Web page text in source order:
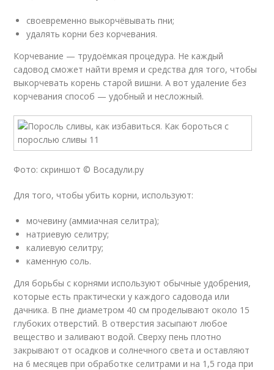
своевременно выкорчёвывать пни;
удалять корни без корчевания.
Корчевание — трудоёмкая процедура. Не каждый
садовод сможет найти время и средства для того, чтобы
выкорчевать корень старой вишни. А вот удаление без
корчевания способ — удобный и несложный.
Фото: скриншот © Восадули.ру
Для того, чтобы убить корни, используют:
мочевину (аммиачная селитра);
натриевую селитру;
калиевую селитру;
каменную соль.
Для борьбы с корнями используют обычные удобрения,
которые есть практически у каждого садовода или
дачника. В пне диаметром 40 см проделывают около 15
глубоких отверстий. В отверстия засыпают любое
вещество и заливают водой. Сверху пень плотно
закрывают от осадков и солнечного света и оставляют
на 6 месяцев при обработке селитрами и на 1,5 года при